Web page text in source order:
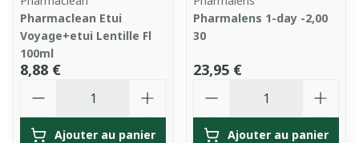
Pharmaclean Etui
Voyage+etui Lentille Fl
100ml
8,88 €
Ajouter au panier
Pharmalens 1-day -2,00
30
23,95 €
Ajouter au panier